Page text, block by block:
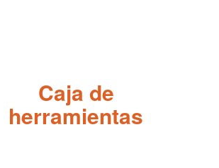
Caja de
herramientas